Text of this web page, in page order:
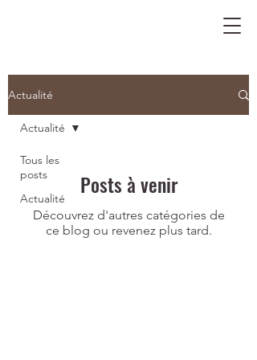
Actualité
Tous les
posts
Actualité
Actualité
Posts à venir
Découvrez d'autres catégories de
ce blog ou revenez plus tard.